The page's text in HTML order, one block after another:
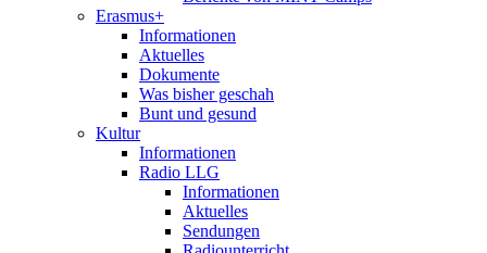
Erasmus+
Informationen
Aktuelles
Dokumente
Was bisher geschah
Bunt und gesund
Kultur
Informationen
Radio LLG
Informationen
Aktuelles
Sendungen